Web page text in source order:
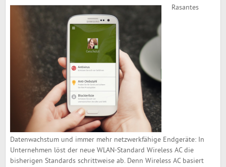
Rasantes
Datenwachstum und immer mehr netzwerkfähige Endgeräte: In
Unternehmen löst der neue WLAN-Standard Wireless AC die
bisherigen Standards schrittweise ab. Denn Wireless AC basiert